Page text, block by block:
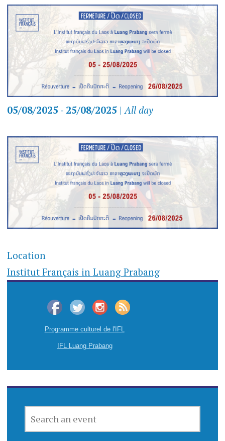
05/08/2025 - 25/08/2025 |All day
Location
Institut Français in Luang Prabang
Programme culturel de l'IFL
IFL Luang Prabang
AN